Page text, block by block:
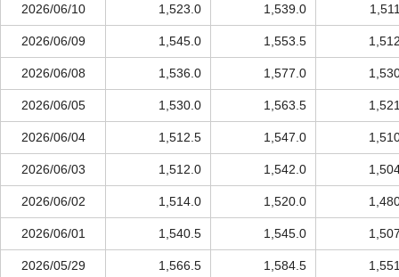
2026/06/10 1,523.0 1,539.0
2026/06/09 1,545.0 1,553.5
2026/06/08 1,536.0 1,577.0
2026/06/05 1,530.0 1,563.5
2026/06/04 1,512.5 1,547.0
2026/06/03 1,512.0 1,542.0
2026/06/02 1,514.0 1,520.0
2026/06/01 1,540.5 1,545.0
2026/05/29 1,566.5 1,584.5